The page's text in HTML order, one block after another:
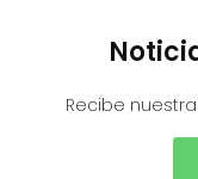
Recibe